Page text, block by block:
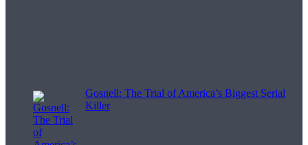
Gosnell: The Trial of America’s Biggest Serial
Killer